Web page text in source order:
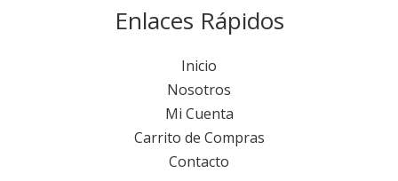
Enlaces Rápidos
Inicio
Nosotros
Mi Cuenta
Carrito de Compras
Contacto